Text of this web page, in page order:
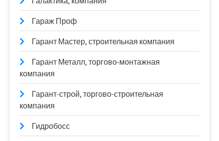
Гараж Проф
Гарант Мастер, строительная компания
Гарант Металл, торгово-монтажная
компания
Гарант-строй, торгово-строительная
компания
Гидробосс